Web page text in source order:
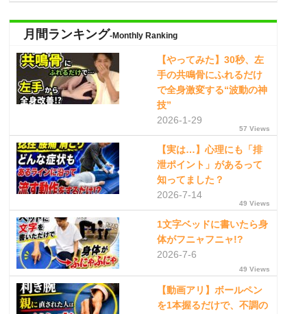
月間ランキング-Monthly Ranking
【やってみた】30秒、左
手の共鳴骨にふれるだけ
で全身激変する“波動の神
技”
2026-1-29
57 Views
【実は…】心理にも「排
泄ポイント」があるって
知ってました？
2026-7-14
49 Views
1文字ベッドに書いたら身
体がフニャフニャ!?
2026-7-6
49 Views
【動画アリ】ボールペン
を1本握るだけで、不調の